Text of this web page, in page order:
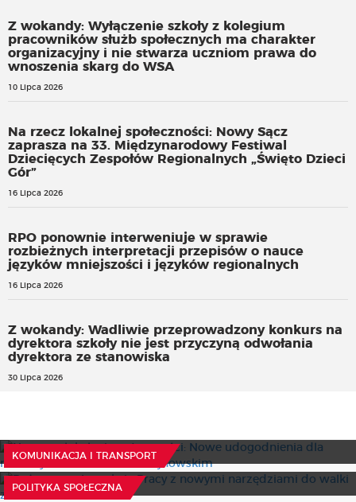
Z wokandy: Wyłączenie szkoły z kolegium
pracowników służb społecznych ma charakter
organizacyjny i nie stwarza uczniom prawa do
wnoszenia skarg do WSA
10 Lipca 2026
Na rzecz lokalnej społeczności: Nowy Sącz
zaprasza na 33. Międzynarodowy Festiwal
Dziecięcych Zespołów Regionalnych „Święto Dzieci
Gór”
16 Lipca 2026
RPO ponownie interweniuje w sprawie
rozbieżnych interpretacji przepisów o nauce
języków mniejszości i języków regionalnych
16 Lipca 2026
Z wokandy: Wadliwie przeprowadzony konkurs na
dyrektora szkoły nie jest przyczyną odwołania
dyrektora ze stanowiska
30 Lipca 2026
KOMUNIKACJA I TRANSPORT
30 Lipca 2026
POLITYKA SPOŁECZNA
Państwowa Inspekcja Pracy z nowymi narzędziami do
9 Lipca 2026
Limitowanie przepustek w zakładach opiekuńczo-
leczniczych narusza prawa pacjenta